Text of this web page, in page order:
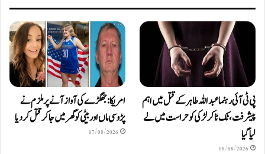
پی ٹی آئی رہنما عبداللہ طاہر کے قتل میں اہم
پیشرفت، ٹک ٹاکر لڑکی کو حراست میں لے
لیا گیا
08/08/2026
امریکا: جھگڑے کی آواز آنے پر ملزم نے
پڑوسی ماں اور بیٹی کو گھر میں جا کر قتل کر دیا
07/08/2026